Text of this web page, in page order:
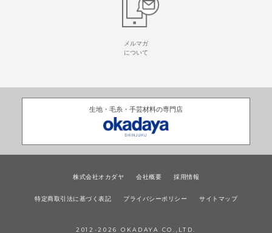
メルマガ
について
生地・毛糸・手芸材料の専門店
株式会社オカダヤ 会社概要 採用情報
特定商取引法に基づく表記 プライバシーポリシー サイトマップ
2012- 2026 OKADAYA CO.,LTD.